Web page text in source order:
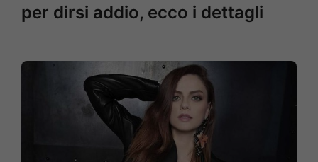
per dirsi addio, ecco i dettagli